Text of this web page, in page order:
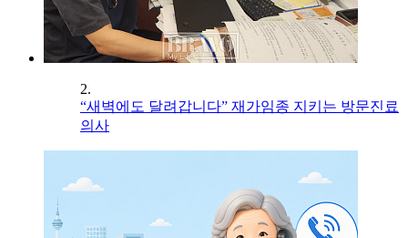
2.
“새벽에도 달려갑니다” 재가임종 지키는 방문진료
의사